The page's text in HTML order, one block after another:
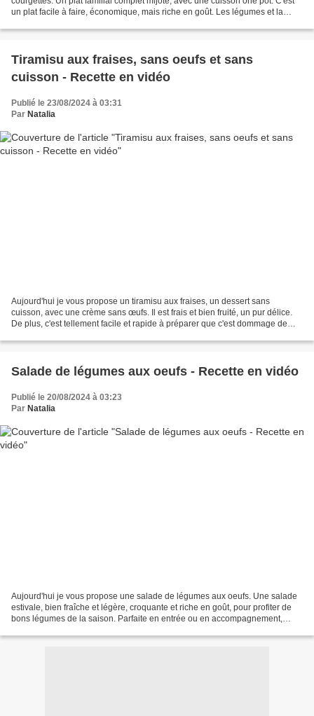
un plat facile à faire, économique, mais riche en goût. Les légumes et la
Tiramisu aux fraises, sans oeufs et sans
cuisson - Recette en vidéo
Publié le 23/08/2024 à 03:31
Par Natalia
Aujourd'hui je vous propose un tiramisu aux fraises, un dessert sans
cuisson, avec une crème sans œufs. Il est frais et bien fruité, un pur délice.
De plus, c'est tellement facile et rapide à préparer que c'est dommage de
Salade de légumes aux oeufs - Recette en vidéo
Publié le 20/08/2024 à 03:23
Par Natalia
Aujourd'hui je vous propose une salade de légumes aux oeufs. Une salade
estivale, bien fraîche et légère, croquante et riche en goût, pour profiter de
bons légumes de la saison. Parfaite en entrée ou en accompagnement,